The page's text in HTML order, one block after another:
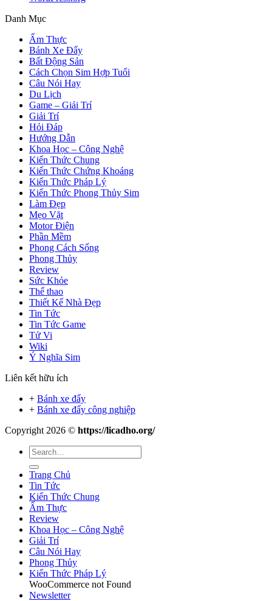
Danh Mục
Ẩm Thực
Bánh Xe Đẩy
Bất Động Sản
Cách Chọn Sim Hợp Tuổi
Câu Nói Hay
Du Lịch
Game – Giải Trí
Giải Trí
Hỏi Đáp
Hướng Dẫn
Khoa Học – Công Nghệ
Kiến Thức Chung
Kiến Thức Chứng Khoáng
Kiến Thức Pháp Lý
Kiến Thức Phong Thủy Sim
Làm Đẹp
Mẹo Vặt
Motor Điện
Phần Mềm
Phong Cách Sống
Phong Thủy
Review
Sức Khỏe
Thể thao
Thiết Kế Nhà Đẹp
Tin Tức
Tin Tức Game
Tử Vi
Wiki
Ý Nghĩa Sim
Liên kết hữu ích
+ Bánh xe đẩy
+ Bánh xe đẩy công nghiệp
Copyright 2026 © https://licadho.org/
Trang Chủ
Tin Tức
Kiến Thức Chung
Ẩm Thực
Review
Khoa Học – Công Nghệ
Giải Trí
Câu Nói Hay
Phong Thủy
Kiến Thức Pháp Lý
WooCommerce not Found
Newsletter